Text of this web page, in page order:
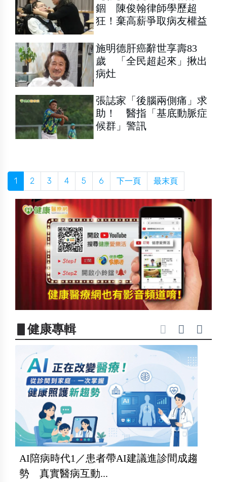
錮 陳俊翰律師學歷超
狂！棄高薪爭取病友權益
施明德肝癌辭世享壽83
歲 「全民超起來」揪出
病灶
張誌家「後腦兩側痛」求
助！ 醫指「基底動脈症
候群」警訊
1 2 3 4 5 6 下一頁 最末頁
▋健康專輯
AI陪病時代1／患者帶AI建議進診間成趨
勢 真實醫病互動...